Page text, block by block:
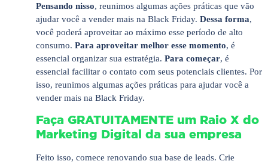
Pensando nisso, reunimos algumas ações práticas que vão
ajudar você a vender mais na Black Friday. Dessa forma,
você poderá aproveitar ao máximo esse período de alto
consumo. Para aproveitar melhor esse momento, é
essencial organizar sua estratégia. Para começar, é
essencial facilitar o contato com seus potenciais clientes. Por
isso, reunimos algumas ações práticas para ajudar você a
vender mais na Black Friday.
Faça GRATUITAMENTE um Raio X do
Marketing Digital da sua empresa
Feito isso, comece renovando sua base de leads. Crie